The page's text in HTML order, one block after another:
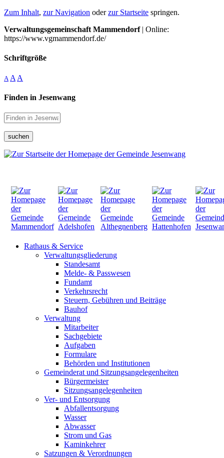
Zum Inhalt, zur Navigation oderzur Startseite springen.
Verwaltungsgemeinschaft Mammendorf| Online:
https://www.vgmammendorf.de/
Schriftgröße
A A A
Finden in Jesenwang
suchen
Rathaus & Service
Verwaltungsgliederung
Standesamt
Melde- & Passwesen
Fundamt
Verkehrsrecht
Steuern, Gebühren und Beiträge
Bauhof
Verwaltung
Mitarbeiter
Sachgebiete
Aufgaben
Formulare
Behörden und Institutionen
Gemeinderat und Sitzungsangelegenheiten
Bürgermeister
Sitzungsangelegenheiten
Ver- und Entsorgung
Abfallentsorgung
Wasser
Abwasser
Strom und Gas
Kaminkehrer
Satzungen & Verordnungen